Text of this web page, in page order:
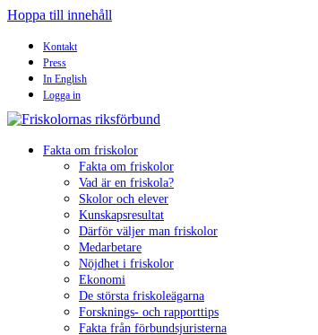
Hoppa till innehåll
Kontakt
Press
In English
Logga in
Fakta om friskolor
Fakta om friskolor
Vad är en friskola?
Skolor och elever
Kunskapsresultat
Därför väljer man friskolor
Medarbetare
Nöjdhet i friskolor
Ekonomi
De största friskoleägarna
Forsknings- och rapporttips
Fakta från förbundsjuristerna